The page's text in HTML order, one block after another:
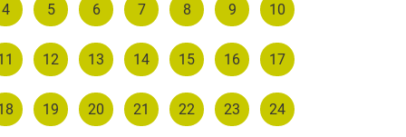
4 5 6 7 8 9 10
12 13 14 15 16 17
19 20 21 22 23 24